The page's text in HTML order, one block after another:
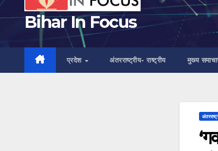
Bihar In Focus
प्रदेश अंतरराष्ट्रीय- राष्ट्रीय मुख्य